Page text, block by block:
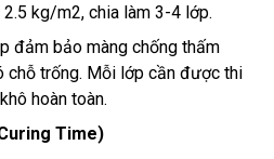
kg/m2, chia làm 3-4 lớp.
đảm bảo màng chống thấm
chỗ trống. Mỗi lớp cần được thi
hoàn toàn.
Time)